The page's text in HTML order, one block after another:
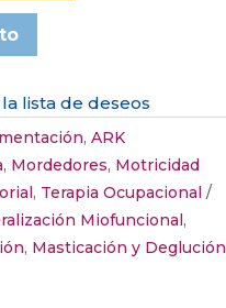
lista de deseos
, ARK
, Mordedores, Motricidad
, Terapia Ocupacional
Miofuncional,
, Masticación y Deglución